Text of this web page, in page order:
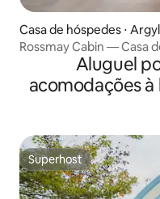
Casa de hóspedes ⋅
Rossmay Cabin — Casa
Aluguel
acomodações
Superhost
Superhost